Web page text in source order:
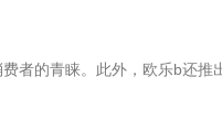
者的青睐。此外，欧乐b还